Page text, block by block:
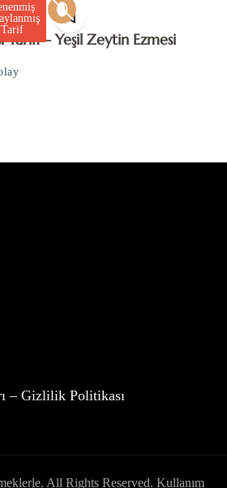
Tarif
Tarifi – Yeşil Zeytin Ezmesi
– Gizlilik Politikası
. All Rights Reserved. Kullanım